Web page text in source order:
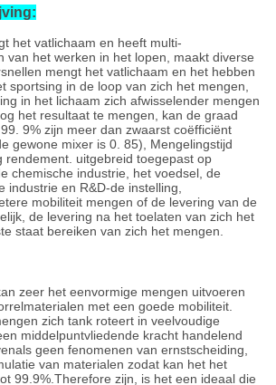
het vatlichaam en heeft multi-
van het werken in het lopen, maakt diverse
mengt het vatlichaam en het hebben
sportsing in de loop van zich het mengen,
in het lichaam zich afwisselender mengen
het resultaat te mengen, kan de graad
9% zijn meer dan zwaarst coëfficiënt
gewone mixer is 0. 85), Mengelingstijd
rendement. uitgebreid toegepast op
chemische industrie, het voedsel, de
industrie en R&D-de instelling,
mobiliteit mengen of de levering van de
de levering na het toelaten van zich het
staat bereiken van zich het mengen.
zeer het eenvormige mengen uitvoeren
met een goede mobiliteit.
zich tank roteert in veelvoudige
middelpuntvliedende kracht handelend
geen fenomenen van ernstscheiding,
van materialen zodat kan het het
99.9%.Therefore zijn, is het een ideaal die